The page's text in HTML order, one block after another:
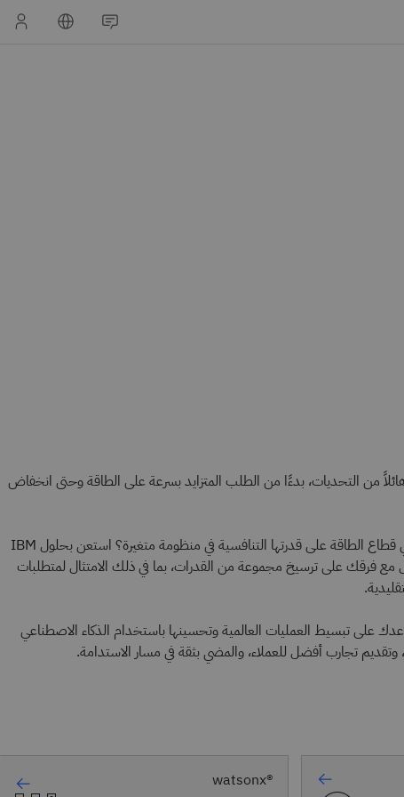
من التحديات، بدءًا من الطلب المتزايد بسرعة على الطاقة وحتى انخفاض
ولكن كيف تحافظ شركتك العاملة في قطاع الطاقة على قدرتها التنافسية في منظومة متغيرة؟ استعن بحلول IBM
مع فرقك على ترسيخ مجموعة من القدرات، بما في ذلك الامتثال لمتطلبات
على تبسيط العمليات العالمية وتحسينها باستخدام الذكاء الاصطناعي
وتقديم تجارب أفضل للعملاء، والمضي بثقة في مسار الاستدامة.
watsonx®‎